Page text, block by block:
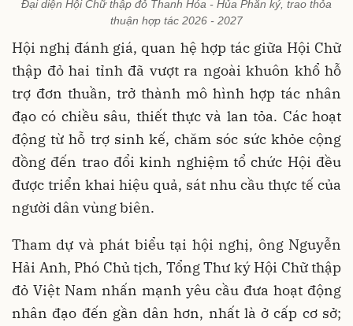
Đại diện Hội Chữ thập đỏ Thanh Hóa - Hủa Phăn ký, trao thỏa
thuận hợp tác 2026 - 2027
Hội nghị đánh giá, quan hệ hợp tác giữa Hội Chữ
thập đỏ hai tỉnh đã vượt ra ngoài khuôn khổ hỗ
trợ đơn thuần, trở thành mô hình hợp tác nhân
đạo có chiều sâu, thiết thực và lan tỏa. Các hoạt
động từ hỗ trợ sinh kế, chăm sóc sức khỏe cộng
đồng đến trao đổi kinh nghiệm tổ chức Hội đều
được triển khai hiệu quả, sát nhu cầu thực tế của
người dân vùng biên.
Tham dự và phát biểu tại hội nghị, ông Nguyễn
Hải Anh, Phó Chủ tịch, Tổng Thư ký Hội Chữ thập
đỏ Việt Nam nhấn mạnh yêu cầu đưa hoạt động
nhân đạo đến gần dân hơn, nhất là ở cấp cơ sở;